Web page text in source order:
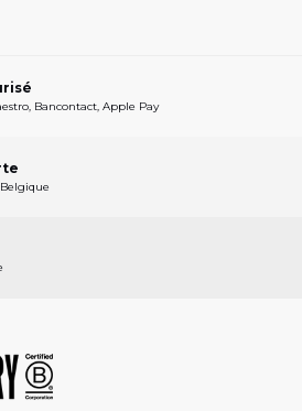
Bancontact, Apple Pay